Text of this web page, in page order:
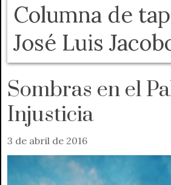
Columna de
José Luis
Sombras en el
Injusticia
3 de abril de 2016